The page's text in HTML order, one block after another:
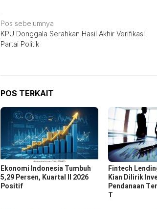
Navigasi
pos
Pos sebelumnya
KPU Donggala Serahkan Hasil Akhir Verifikasi
Partai Politik
POS TERKAIT
Ekonomi Indonesia Tumbuh
5,29 Persen, Kuartal II 2026
Positif
Fintech
Kian Dilirik
Pendanaan
T